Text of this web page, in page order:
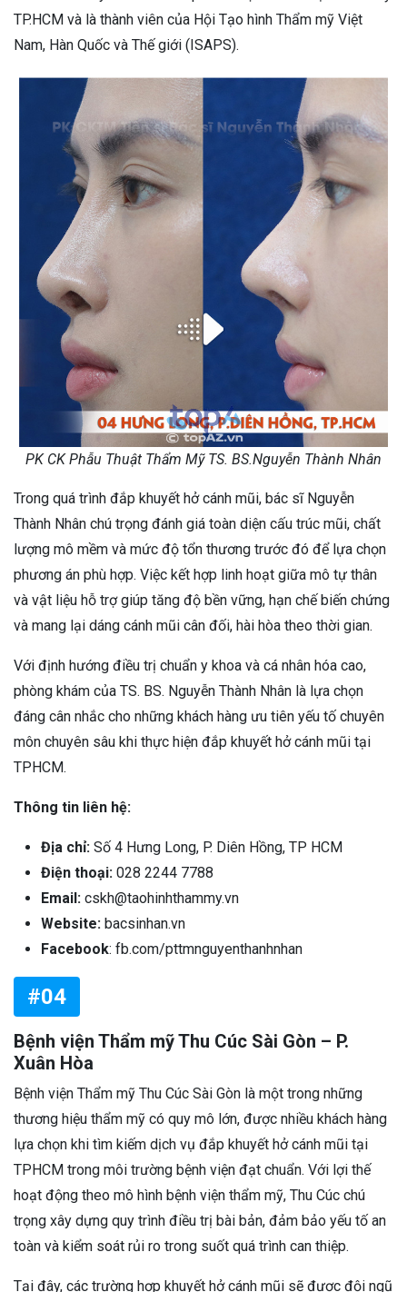
TP.HCM và là thành viên của Hội Tạo hình Thẩm mỹ Việt
Nam, Hàn Quốc và Thế giới (ISAPS).
PK CK Phẫu Thuật Thẩm Mỹ TS. BS.Nguyễn Thành Nhân
Trong quá trình đắp khuyết hở cánh mũi, bác sĩ Nguyễn
Thành Nhân chú trọng đánh giá toàn diện cấu trúc mũi, chất
lượng mô mềm và mức độ tổn thương trước đó để lựa chọn
phương án phù hợp. Việc kết hợp linh hoạt giữa mô tự thân
và vật liệu hỗ trợ giúp tăng độ bền vững, hạn chế biến chứng
và mang lại dáng cánh mũi cân đối, hài hòa theo thời gian.
Với định hướng điều trị chuẩn y khoa và cá nhân hóa cao,
phòng khám của TS. BS. Nguyễn Thành Nhân là lựa chọn
đáng cân nhắc cho những khách hàng ưu tiên yếu tố chuyên
môn chuyên sâu khi thực hiện đắp khuyết hở cánh mũi tại
TPHCM.
Thông tin liên hệ:
Địa chỉ: Số 4 Hưng Long, P. Diên Hồng, TP HCM
Điện thoại: 028 2244 7788
Email: cskh@taohinhthammy.vn
Website: bacsinhan.vn
Facebook: fb.com/pttmnguyenthanhnhan
#04
Bệnh viện Thẩm mỹ Thu Cúc Sài Gòn – P.
Xuân Hòa
Bệnh viện Thẩm mỹ Thu Cúc Sài Gòn là một trong những
thương hiệu thẩm mỹ có quy mô lớn, được nhiều khách hàng
lựa chọn khi tìm kiếm dịch vụ đắp khuyết hở cánh mũi tại
TPHCM trong môi trường bệnh viện đạt chuẩn. Với lợi thế
hoạt động theo mô hình bệnh viện thẩm mỹ, Thu Cúc chú
trọng xây dựng quy trình điều trị bài bản, đảm bảo yếu tố an
toàn và kiểm soát rủi ro trong suốt quá trình can thiệp.
Tại đây, các trường hợp khuyết hở cánh mũi sẽ được đội ngũ